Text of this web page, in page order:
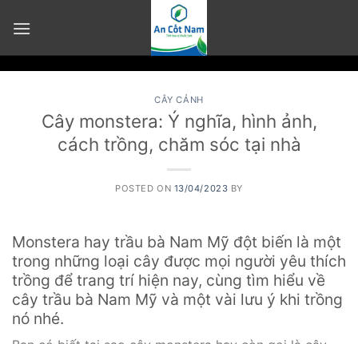
CÂY CẢNH
Cây monstera: Ý nghĩa, hình ảnh,
cách trồng, chăm sóc tại nhà
POSTED ON 13/04/2023 BY
Monstera hay trầu bà Nam Mỹ đột biến là một
trong những loại cây được mọi người yêu thích
trồng để trang trí hiện nay, cùng tìm hiểu về
cây trầu bà Nam Mỹ và một vài lưu ý khi trồng
nó nhé.